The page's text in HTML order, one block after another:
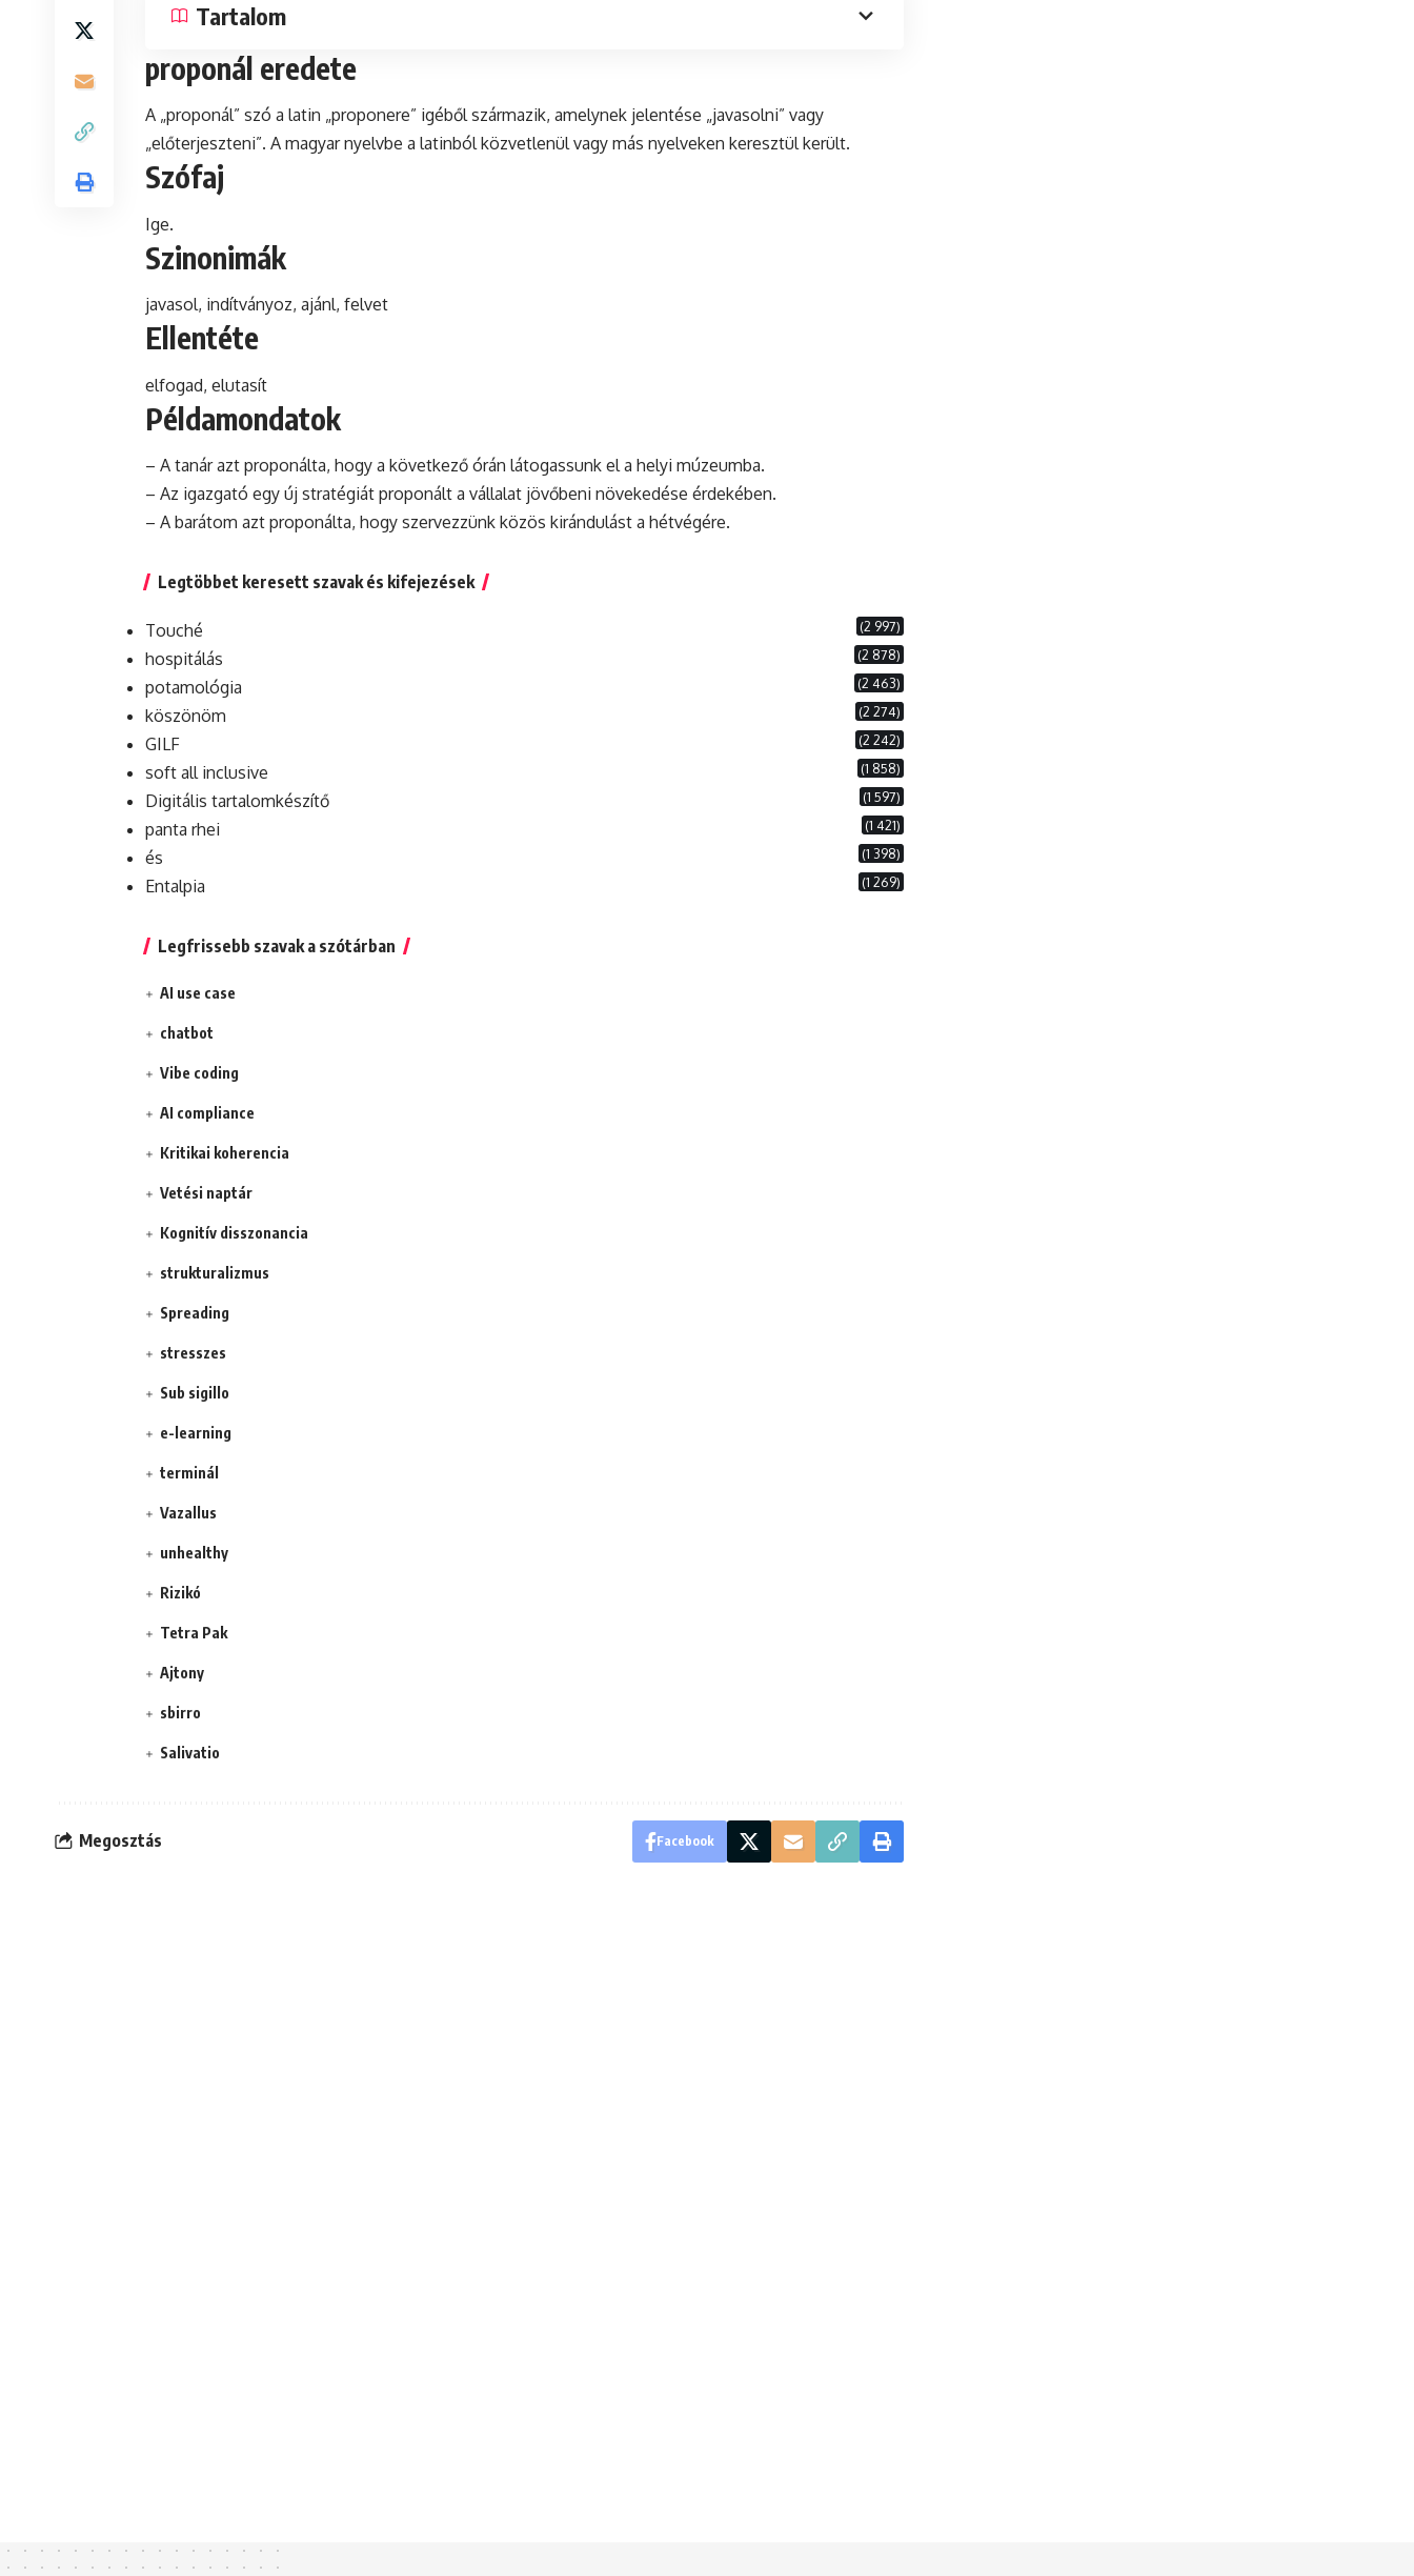
Tartalom
proponál eredete
A „proponál” szó a latin „proponere” igéből származik, amelynek jelentése „javasolni” vagy
„előterjeszteni”. A magyar nyelvbe a latinból közvetlenül vagy más nyelveken keresztül került.
Szófaj
Ige.
Szinonimák
javasol, indítványoz, ajánl, felvet
Ellentéte
elfogad, elutasít
Példamondatok
– A tanár azt proponálta, hogy a következő órán látogassunk el a helyi múzeumba.
– Az igazgató egy új stratégiát proponált a vállalat jövőbeni növekedése érdekében.
– A barátom azt proponálta, hogy szervezzünk közös kirándulást a hétvégére.
Legtöbbet keresett szavak és kifejezések
Touché (2 997)
hospitálás (2 878)
potamológia (2 463)
köszönöm (2 274)
GILF (2 242)
soft all inclusive (1 858)
Digitális tartalomkészítő (1 597)
panta rhei (1 421)
és (1 398)
Entalpia (1 269)
Legfrissebb szavak a szótárban
AI use case
chatbot
Vibe coding
AI compliance
Kritikai koherencia
Vetési naptár
Kognitív disszonancia
strukturalizmus
Spreading
stresszes
Sub sigillo
e-learning
terminál
Vazallus
unhealthy
Rizikó
Tetra Pak
Ajtony
sbirro
Salivatio
Megosztás Facebook